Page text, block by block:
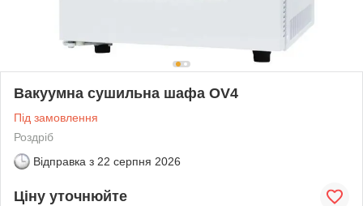
Вакуумна сушильна шафа OV4
Під замовлення
Роздріб
Відправка з 22 серпня 2026
Ціну уточнюйте